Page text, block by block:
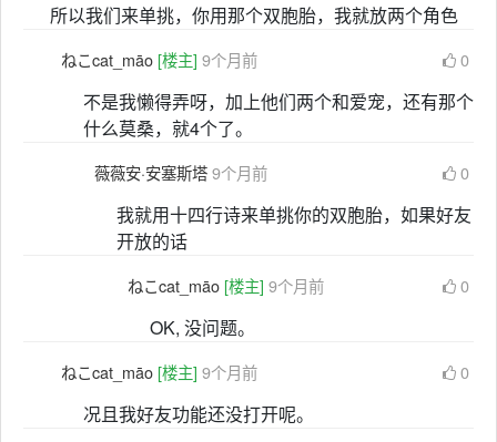
所以我们来单挑，你用那个双胞胎，我就放两个角色
ねこcat_māo [楼主] 9个月前 0
不是我懒得弄呀，加上他们两个和爱宠，还有那个
什么莫桑，就4个了。
薇薇安·安塞斯塔9个月前 0
我就用十四行诗来单挑你的双胞胎，如果好友
开放的话
ねこcat_māo [楼主] 9个月前 0
OK, 没问题。
ねこcat_māo [楼主] 9个月前 0
况且我好友功能还没打开呢。